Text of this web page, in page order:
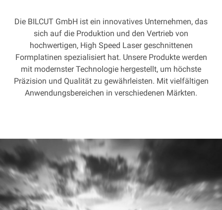
Die BILCUT GmbH ist ein innovatives Unternehmen, das
sich auf die Produktion und den Vertrieb von
hochwertigen, High Speed Laser geschnittenen
Formplatinen spezialisiert hat. Unsere Produkte werden
mit modernster Technologie hergestellt, um höchste
Präzision und Qualität zu gewährleisten. Mit vielfältigen
Anwendungsbereichen in verschiedenen Märkten.